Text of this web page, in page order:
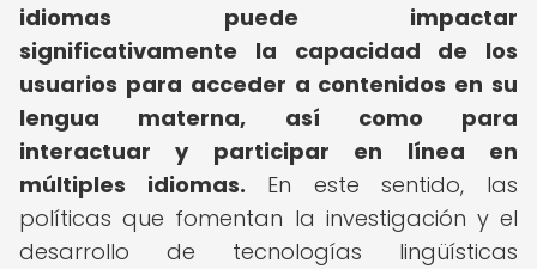
idiomas puede impactar
significativamente la capacidad de los
usuarios para acceder a contenidos en su
lengua materna, así como para
interactuar y participar en línea en
múltiples idiomas. En este sentido, las
políticas que fomentan la investigación y el
desarrollo de tecnologías lingüísticas